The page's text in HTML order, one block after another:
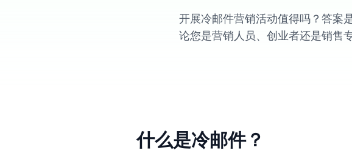
开展冷邮件营销活动值得吗？答案
论您是营销人员、创业者还是销售
什么是冷邮件？